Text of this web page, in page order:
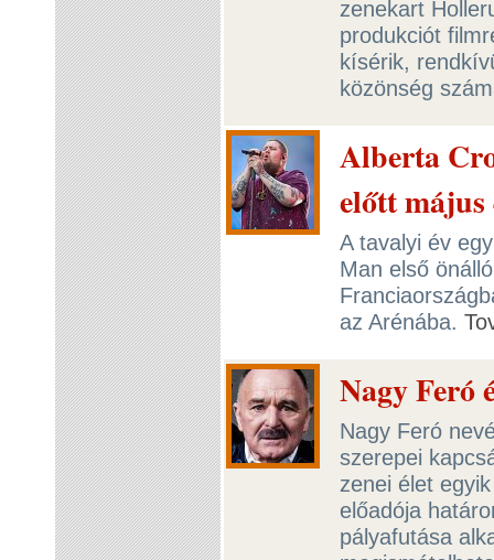
zenekart
produkciót
kísérik,
közönség
Alberta
előtt május
A tavalyi év
Man első
az Arénába.
Nagy Feró
Nagy Feró
szerepei
zenei élet
előadója
pályafutása